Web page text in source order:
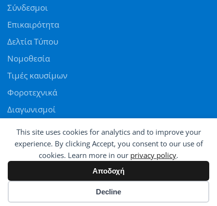
This site uses cookies for analytics and to improve your
experience. By clicking Accept, you consent to our use of
cookies. Learn more in our privacy policy.
Αποδοχή
Decline
Σύνδεσμοι
Επικαιρότητα
Δελτία Τύπου
Νομοθεσία
Τιμές καυσίμων
Φοροτεχνικά
Διαγωνισμοί
Αγγελίες
Θέσεις εργασίας
ΠΑΝΕΛΛΗΝΙΑ ΟΜΟΣΠΟΝΔΙΑ ΠΡΑΤΗΡΙΟΥΧΩΝ ΕΜΠΟΡΩΝ ΚΑΥΣΙΜΩΝ
© All rights reserved - Powered byAvatar